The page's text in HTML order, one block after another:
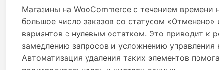
Магазины на WooCommerce с течением времени
большое число заказов со статусом «Отменено»
вариантов с нулевым остатком. Это приводит к
замедлению запросов и усложнению управления
Автоматизация удаления таких элементов